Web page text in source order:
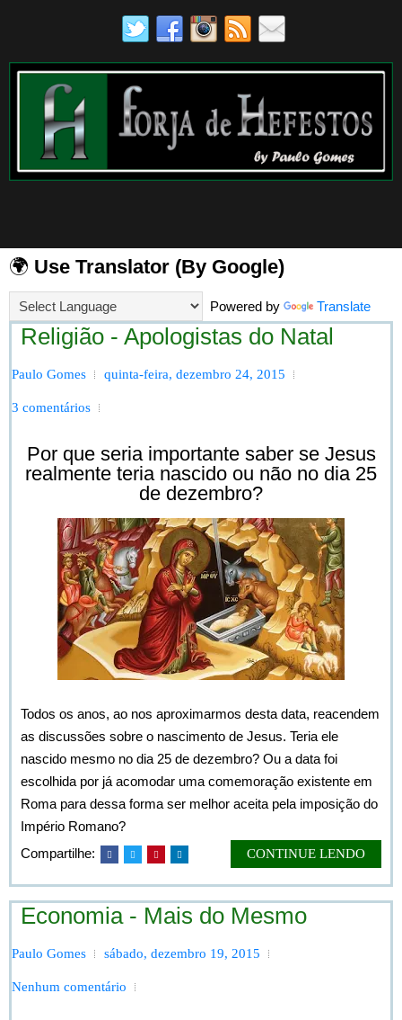
🌍 Use Translator (By Google)
Powered by Translate
Religião - Apologistas do Natal
Paulo Gomes quinta-feira, dezembro 24, 2015
3 comentários
Por que seria importante saber se Jesus
realmente teria nascido ou não no dia 25
de dezembro?
Todos os anos, ao nos aproximarmos desta data, reacendem
as discussões sobre o nascimento de Jesus. Teria ele
nascido mesmo no dia 25 de dezembro? Ou a data foi
escolhida por já acomodar uma comemoração existente em
Roma para dessa forma ser melhor aceita pela imposição do
Império Romano?
Compartilhe:
CONTINUE LENDO
Economia - Mais do Mesmo
Paulo Gomes sábado, dezembro 19, 2015
Nenhum comentário